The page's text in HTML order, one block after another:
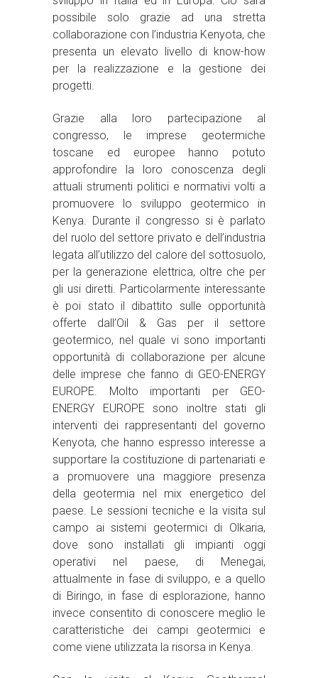
possibile solo grazie ad una stretta
collaborazione con l’industria Kenyota, che
presenta un elevato livello di know-how
per la realizzazione e la gestione dei
progetti.
Grazie alla loro partecipazione al
congresso, le imprese geotermiche
toscane ed europee hanno potuto
approfondire la loro conoscenza degli
attuali strumenti politici e normativi volti a
promuovere lo sviluppo geotermico in
Kenya. Durante il congresso si è parlato
del ruolo del settore privato e dell’industria
legata all’utilizzo del calore del sottosuolo,
per la generazione elettrica, oltre che per
gli usi diretti. Particolarmente interessante
è poi stato il dibattito sulle opportunità
offerte dall’Oil & Gas per il settore
geotermico, nel quale vi sono importanti
opportunità di collaborazione per alcune
delle imprese che fanno di GEO-ENERGY
EUROPE. Molto importanti per GEO-
ENERGY EUROPE sono inoltre stati gli
interventi dei rappresentanti del governo
Kenyota, che hanno espresso interesse a
supportare la costituzione di partenariati e
a promuovere una maggiore presenza
della geotermia nel mix energetico del
paese. Le sessioni tecniche e la visita sul
campo ai sistemi geotermici di Olkaria,
dove sono installati gli impianti oggi
operativi nel paese, di Menegai,
attualmente in fase di sviluppo, e a quello
di Biringo, in fase di esplorazione, hanno
invece consentito di conoscere meglio le
caratteristiche dei campi geotermici e
come viene utilizzata la risorsa in Kenya.